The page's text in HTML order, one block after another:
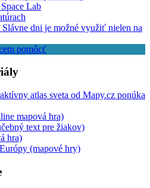
Lab
dni je možné využiť nielen na
pomôcť
atlas sveta od Mapy.cz ponúka
mapová hra)
text pre žiakov)
hra)
(mapové hry)